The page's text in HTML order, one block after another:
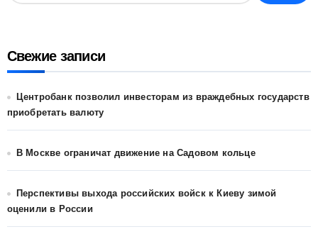
Свежие записи
Центробанк позволил инвесторам из враждебных государств
приобретать валюту
В Москве ограничат движение на Садовом кольце
Перспективы выхода российских войск к Киеву зимой
оценили в России